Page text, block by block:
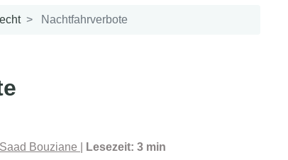
Nachtfahrverbote
Saad Bouziane Lesezeit: 3 min